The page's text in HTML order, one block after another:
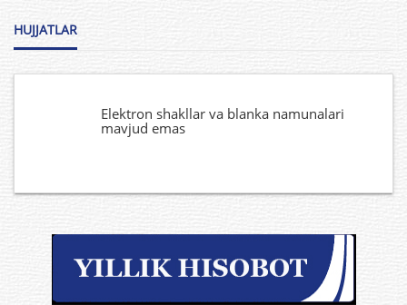
HUJJATLAR
Elektron shakllar va blanka namunalari
mavjud emas